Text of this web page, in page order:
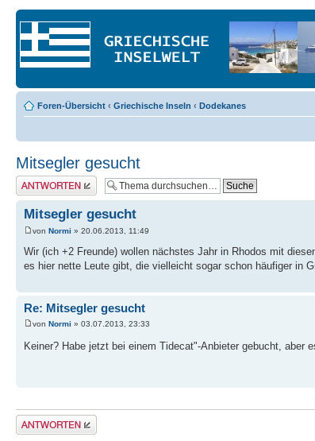
Foren-Übersicht ‹ Griechische Inseln ‹ Dodekanes
Mitsegler gesucht
Antwort erstellen
Mitsegler gesucht
von Normi » 20.06.2013, 11:49
Wir (ich +2 Freunde) wollen nächstes Jahr in Rhodos mit
es hier nette Leute gibt, die vielleicht sogar schon häufiger in
Re: Mitsegler gesucht
von Normi » 03.07.2013, 23:33
Keiner? Habe jetzt bei einem Tidecat"-Anbieter gebucht, aber
Antwort erstellen